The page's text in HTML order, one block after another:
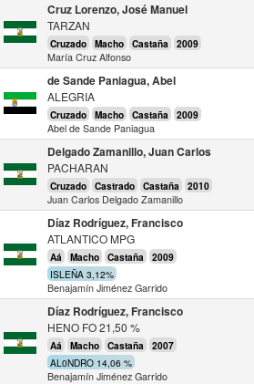
Cruz Lorenzo, José Manuel
TARZAN
Cruzado Macho Castaña 2009
María Cruz Alfonso
de Sande Paniagua, Abel
ALEGRIA
Cruzado Macho Castaña 2009
Abel de Sande Paniagua
Delgado Zamanillo, Juan Carlos
PACHARAN
Cruzado Castrado Castaña 2010
Juan Carlos Delgado Zamanillo
Díaz Rodríguez, Francisco
ATLANTICO MPG
Aá Macho Castaña 2009
ISLEÑA 3,12%
Benajamín Jiménez Garrido
Díaz Rodríguez, Francisco
HENO FO 21,50 %
Aá Macho Castaña 2007
AL0NDRO 14,06 %
Benajamín Jiménez Garrido